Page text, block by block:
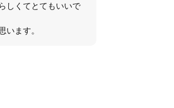
しくてとてもいいで
います。